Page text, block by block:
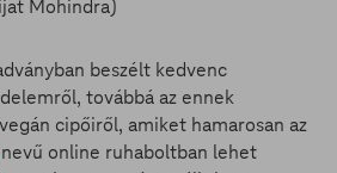
beszélt kedvenc
továbbá az ennek
cipőiről, amiket hamarosan az
nevű online ruhaboltban lehet